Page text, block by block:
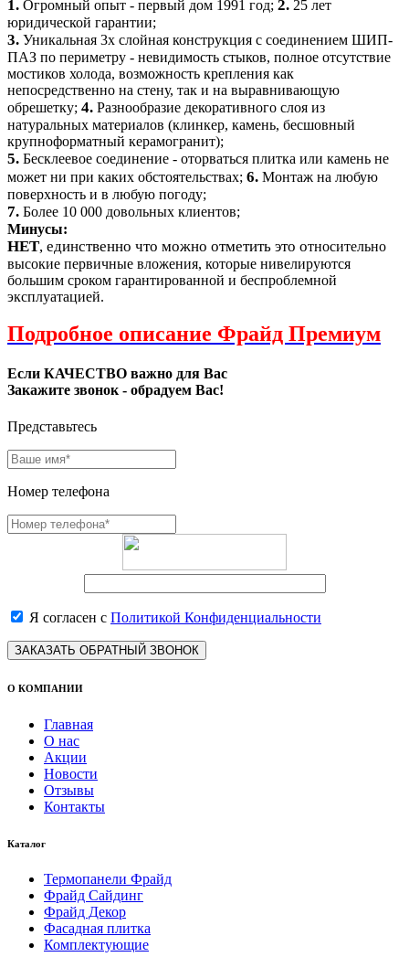
1. Огромный опыт - первый дом 1991 год; 2. 25 лет
юридической гарантии;
3. Уникальная 3х слойная конструкция с соединением ШИП-
ПАЗ по периметру - невидимость стыков, полное отсутствие
мостиков холода, возможность крепления как
непосредственно на стену, так и на выравнивающую
обрешетку; 4. Разнообразие декоративного слоя из
натуральных материалов (клинкер, камень, бесшовный
крупноформатный керамогранит);
5. Бесклеевое соединение - оторваться плитка или камень не
может ни при каких обстоятельствах; 6. Монтаж на любую
поверхность и в любую погоду;
7. Более 10 000 довольных клиентов;
Минусы:
НЕТ, единственно что можно отметить это относительно
высокие первичные вложения, которые нивелируются
большим сроком гарантированной и беспроблемной
эксплуатацией.
Подробное описание Фрайд Премиум
Если КАЧЕСТВО важно для Вас
Закажите звонок - обрадуем Вас!
Представьтесь
Номер телефона
Я согласен с Политикой Конфиденциальности
ЗАКАЗАТЬ ОБРАТНЫЙ ЗВОНОК
О КОМПАНИИ
Главная
О нас
Акции
Новости
Отзывы
Контакты
Каталог
Термопанели Фрайд
Фрайд Сайдинг
Фрайд Декор
Фасадная плитка
Комплектующие